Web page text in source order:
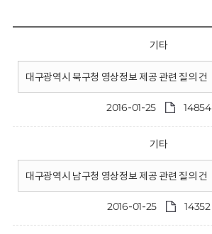
기타
대구광역시 북구청 영상정보 제공 관련 질의 건
2016-01-25 14854
기타
대구광역시 남구청 영상정보 제공 관련 질의 건
2016-01-25 14352